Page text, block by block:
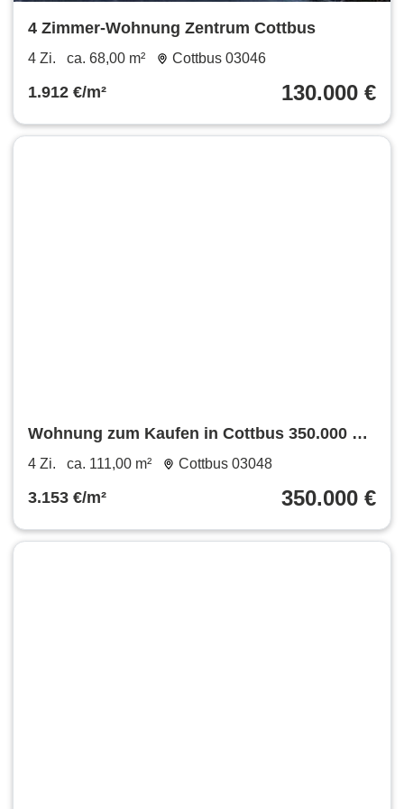
4 Zimmer-Wohnung Zentrum Cottbus
4 Zi. ca. 68,00 m² Cottbus 03046
1.912 €/m² 130.000 €
Wohnung zum Kaufen in Cottbus 350.000 €
111 m²
4 Zi. ca. 111,00 m² Cottbus 03048
3.153 €/m² 350.000 €